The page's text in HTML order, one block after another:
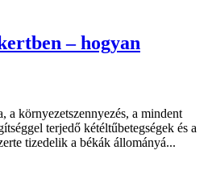
– hogyan
a környezetszennyezés, a mindent
terjedő kétéltűbetegségek és a
tizedelik a békák állományá...